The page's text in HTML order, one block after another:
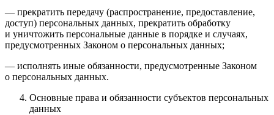
— прекратить передачу (распространение, предоставление,
доступ) персональных данных, прекратить обработку
и уничтожить персональные данные в порядке и случаях,
предусмотренных Законом о персональных данных;
— исполнять иные обязанности, предусмотренные Законом
о персональных данных.
Основные права и обязанности субъектов персональных
данных